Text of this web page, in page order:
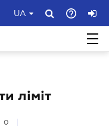
UA
ліміт
0